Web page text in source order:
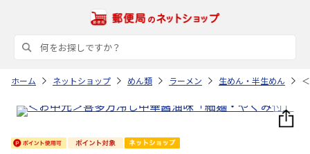
ホーム ネットショップ めん類 ラーメン 生めん・半生めん